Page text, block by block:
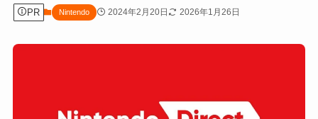
PR Nintendo 2024年2月20日 2026年1月26日